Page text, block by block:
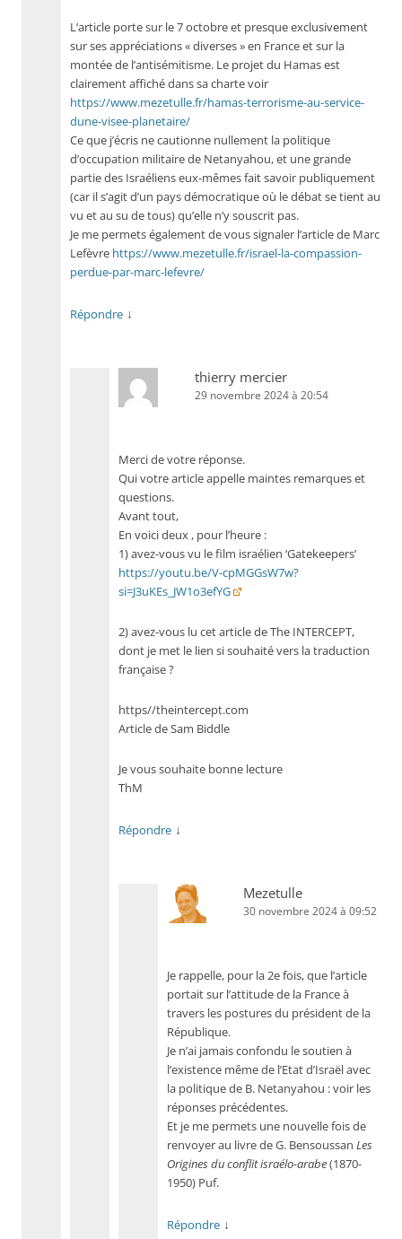
L’article porte sur le 7 octobre et presque exclusivement
sur ses appréciations « diverses » en France et sur la
montée de l’antisémitisme. Le projet du Hamas est
clairement affiché dans sa charte voir
https://www.mezetulle.fr/hamas-terrorisme-au-service-
dune-visee-planetaire/
Ce que j’écris ne cautionne nullement la politique
d’occupation militaire de Netanyahou, et une grande
partie des Israéliens eux-mêmes fait savoir publiquement
(car il s’agit d’un pays démocratique où le débat se tient au
vu et au su de tous) qu’elle n’y souscrit pas.
Je me permets également de vous signaler l’article de Marc
Lefèvre https://www.mezetulle.fr/israel-la-compassion-
perdue-par-marc-lefevre/
Répondre ↓
thierry mercier
29 novembre 2024 à 20:54
Merci de votre réponse.
Qui votre article appelle maintes remarques et
questions.
Avant tout,
En voici deux , pour l’heure :
1) avez-vous vu le film israélien ‘Gatekeepers’
https://youtu.be/V-cpMGGsW7w?
si=J3uKEs_JW1o3efYG
2) avez-vous lu cet article de The INTERCEPT,
dont je met le lien si souhaité vers la traduction
française ?
https//theintercept.com
Article de Sam Biddle
Je vous souhaite bonne lecture
ThM
Répondre ↓
Mezetulle
30 novembre 2024 à 09:52
Je rappelle, pour la 2e fois, que l’article
portait sur l’attitude de la France à
travers les postures du président de la
République.
Je n’ai jamais confondu le soutien à
l’existence même de l’Etat d’Israël avec
la politique de B. Netanyahou : voir les
réponses précédentes.
Et je me permets une nouvelle fois de
renvoyer au livre de G. Bensoussan Les
Origines du conflit israélo-arabe(1870-
1950) Puf.
Répondre ↓